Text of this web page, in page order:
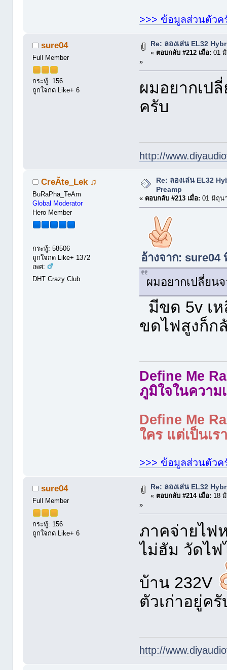
>>> ข้อมูลส่วนตัวค
sure04
Full Member
กระทู้: 156
ถูกใจกด Like+ 6
Re: ลองเล่น EL32
« ตอบกลับ #212 เมื่อ: 01
»
ผมอยากเป
ครับ
http://
CreÃte_Lek ♫
BuRaPha_TeAm
Global Moderator
Hero Member
กระทู้: 58506
ถูกใจกด Like+ 1372
เพศ:
DHT Crazy Club
Re: ลองเล่น EL32
Preamp
« ตอบกลับ #213 เมื่อ: 01 มิถุน
อ้างจาก: sure04
ผมอยากเปลี่ยน
มีขด 5v เ
ขดไฟสูงก็ก
Define Me
ภูมิใจในความ
Define Me
ใคร แต่เป็นเ
>>> ข้อมูลส่วนตัวค
sure04
Full Member
กระทู้: 156
ถูกใจกด Like+ 6
Re: ลองเล่น EL32
« ตอบกลับ #214 เมื่อ: 18
»
ภาคจ่ายไฟ
ไม่ฮัม วัดไ
บ้าน 232V
ตัวเก่าอยู่ครั
http://